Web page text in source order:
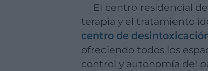
El centro residencial de Conciencia2s supone el espacio tranquilo y preparado para el desarrollo de la
terapia y el tratamiento
centro de
ofreciendo todos los
control y autonomía del